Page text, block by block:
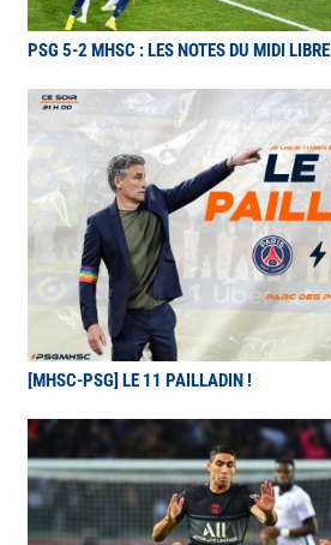
PSG 5-2 MHSC : LES NOTES DU MIDI LIBRE
[MHSC-PSG] LE 11 PAILLADIN !